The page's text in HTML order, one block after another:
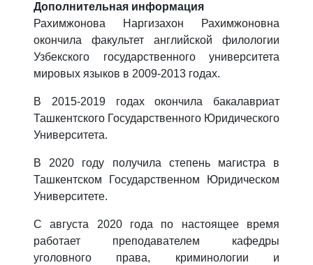
Дополнительная информация
Раxимжонова Наргизаxон Раxимжоновна
окончила факультет английской филологии
Узбекского государственного университета
мировых языков в 2009-2013 годах.
В 2015-2019 годах окончила бакалавриат
Ташкентского Государственного Юридического
Университета.
В 2020 году получила степень магистра в
Ташкентском Государственном Юридическом
Университете.
С августа 2020 года по настоящее время
работает преподавателем кафедры
уголовного права, криминологии и